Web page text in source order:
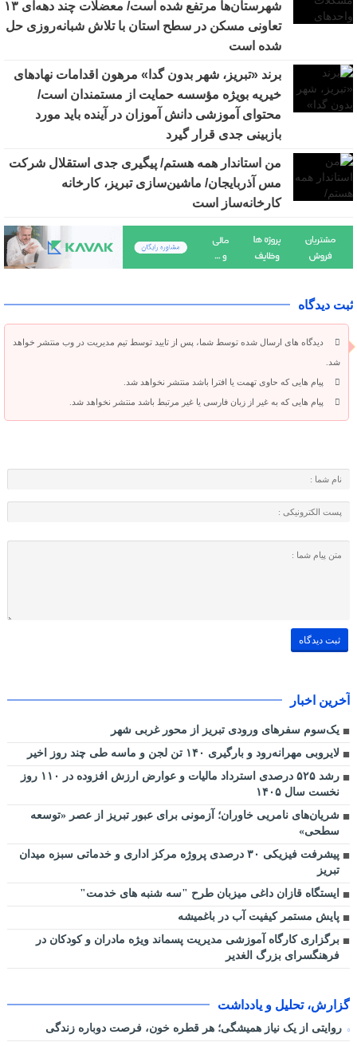
شهرستان‌ها مرتفع شده است/ معضلات چند دهه‌ای ١٣
تعاونی مسکن در سطح استان با تلاش شبانه‌روزی حل
شده است
برند «تبریز، شهر بدون گدا» مرهون اقدامات نهادهای
خیریه بویژه مؤسسه حمایت از مستمندان است/
محتوای آموزشی دانش آموزان در آینده باید مورد
بازبینی جدی قرار گیرد
من استاندار همه هستم/ پیگیری جدی استقلال شرکت
مس آذربایجان/ ماشین‌سازی تبریز، کارخانه
کارخانه‌ساز است
ثبت دیدگاه
دیدگاه های ارسال شده توسط شما، پس از تایید توسط تیم مدیریت در وب منتشر خواهد
شد.
پیام هایی که حاوی تهمت یا افترا باشد منتشر نخواهد شد.
پیام هایی که به غیر از زبان فارسی یا غیر مرتبط باشد منتشر نخواهد شد.
آخرین اخبار
یک‌سوم سفرهای ورودی تبریز از محور غربی شهر
لایروبی مهرانه‌رود و بارگیری ۱۴۰ تن لجن و ماسه طی چند روز اخیر
رشد ۵۲۵ درصدی استرداد مالیات و عوارض ارزش افزوده در ۱۱۰ روز
نخست سال ۱۴۰۵
شریان‌های نامریی خاوران؛ آزمونی برای عبور تبریز از عصر «توسعه
سطحی»
پیشرفت فیزیکی ۳۰ درصدی پروژه مرکز اداری و خدماتی سبزه میدان
تبریز
ایستگاه قازان داغی میزبان طرح "سه شنبه های خدمت"
پایش مستمر کیفیت آب در باغمیشه
برگزاری کارگاه آموزشی مدیریت پسماند ویژه مادران و کودکان در
فرهنگسرای بزرگ الغدیر
گزارش، تحلیل و یادداشت
روایتی از یک نیاز همیشگی؛ هر قطره خون، فرصت دوباره زندگی